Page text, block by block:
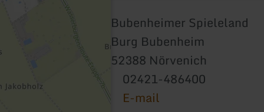
Bubenheimer Spieleland
Burg Bubenheim
52388 Nörvenich
02421-486400
E-mail